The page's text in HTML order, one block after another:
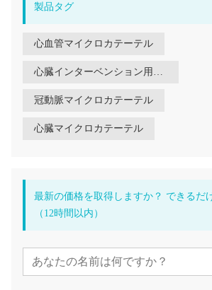
製品タグ
心血管マイクロカテーテル
心臓インターベンション用カテーテル
冠動脈マイクロカテーテル
心臓マイクロカテーテル
最新の価格を取得しますか？ できるだ
（12時間以内）